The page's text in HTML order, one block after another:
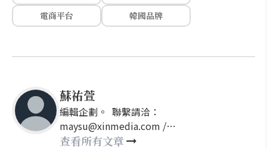
電商平台
韓國品牌
蘇祐萱
編輯企劃。 聯繫請洽：
maysu@xinmedia.com /
may860527@gmail.com
查看所有文章